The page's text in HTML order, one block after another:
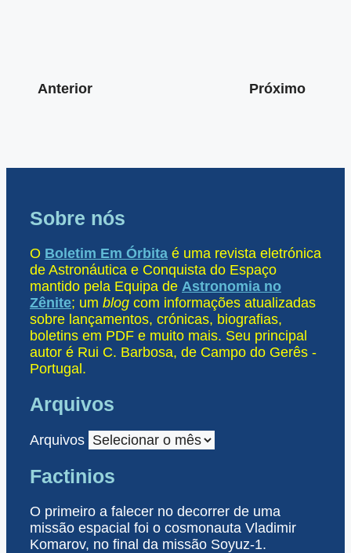
Anterior Próximo
Sobre nós
O Boletim Em Órbita é uma revista eletrónica
de Astronáutica e Conquista do Espaço
mantido pela Equipa de Astronomia no
Zênite; um blog com informações atualizadas
sobre lançamentos, crónicas, biografias,
boletins em PDF e muito mais. Seu principal
autor é Rui C. Barbosa, de Campo do Gerês -
Portugal.
Arquivos
Arquivos
Factinios
O primeiro a falecer no decorrer de uma
missão espacial foi o cosmonauta Vladimir
Komarov, no final da missão Soyuz-1.